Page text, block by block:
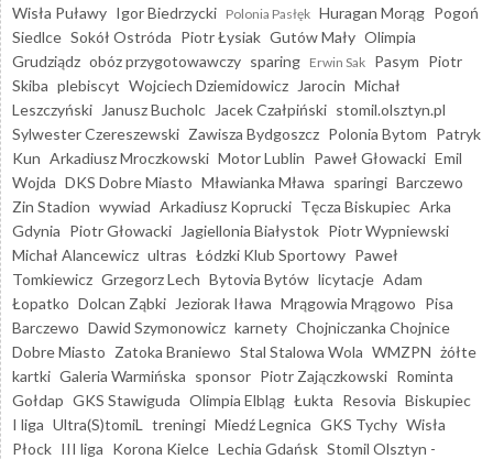
Wisła Puławy Igor Biedrzycki Polonia Pasłęk Huragan Morąg Pogoń
Siedlce Sokół Ostróda Piotr Łysiak Gutów Mały Olimpia
Grudziądz obóz przygotowawczy sparing Erwin Sak Pasym Piotr
Skiba plebiscyt Wojciech Dziemidowicz Jarocin Michał
Leszczyński
Janusz Bucholc Jacek Czałpiński stomil.olsztyn.pl
Sylwester Czereszewski Zawisza Bydgoszcz Polonia Bytom Patryk
Kun Arkadiusz Mroczkowski Motor Lublin Paweł Głowacki Emil
Wojda DKS Dobre Miasto Mławianka Mława sparingi Barczewo
Zin Stadion wywiad Arkadiusz Koprucki Tęcza Biskupiec Arka
Gdynia Piotr Głowacki Jagiellonia Białystok Piotr Wypniewski
Michał Alancewicz ultras Łódzki Klub Sportowy Paweł
Tomkiewicz Grzegorz Lech Bytovia Bytów licytacje Adam
Łopatko Dolcan Ząbki Jeziorak Iława Mrągowia Mrągowo Pisa
Barczewo Dawid Szymonowicz karnety Chojniczanka Chojnice
Dobre Miasto Zatoka Braniewo Stal Stalowa Wola WMZPN żółte
kartki Galeria Warmińska sponsor Piotr Zajączkowski Rominta
Gołdap GKS Stawiguda Olimpia Elbląg Łukta Resovia Biskupiec
I liga Ultra(S)tomiL treningi Miedź Legnica GKS Tychy Wisła
Płock III liga Korona Kielce Lechia Gdańsk Stomil Olsztyn -